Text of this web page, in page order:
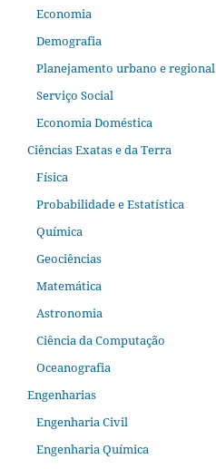
Economia
Demografia
Planejamento urbano e regional
Serviço Social
Economia Doméstica
Ciências Exatas e da Terra
Física
Probabilidade e Estatística
Química
Geociências
Matemática
Astronomia
Ciência da Computação
Oceanografia
Engenharias
Engenharia Civil
Engenharia Química